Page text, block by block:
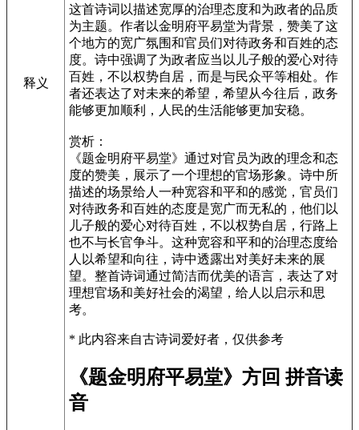
释义
这首诗词以描述宽厚的治理态度和为政者的品质
为主题。作者以金明府平易堂为背景，赞美了这
个地方的宽广氛围和官员们对待政务和百姓的态
度。诗中强调了为政者应当以儿子般的爱心对待
百姓，不以权势自居，而是与民众平等相处。作
者还表达了对未来的希望，希望从今往后，政务
能够更加顺利，人民的生活能够更加安稳。
赏析：
《题金明府平易堂》通过对官员为政的理念和态
度的赞美，展示了一个理想的官场形象。诗中所
描述的场景给人一种宽容和平和的感觉，官员们
对待政务和百姓的态度是宽广而无私的，他们以
儿子般的爱心对待百姓，不以权势自居，行路上
也不与长官争斗。这种宽容和平和的治理态度给
人以希望和向往，诗中透露出对美好未来的展
望。整首诗词通过简洁而优美的语言，表达了对
理想官场和美好社会的渴望，给人以启示和思
考。
* 此内容来自古诗词爱好者，仅供参考
《题金明府平易堂》方回 拼音读
音